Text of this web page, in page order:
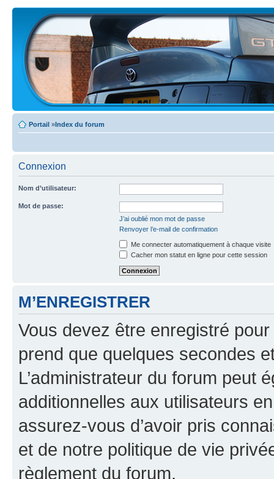
Portail »Index du forum
Connexion
Nom d’utilisateur:
Mot de passe:
J’ai oublié mon mot de passe
Renvoyer l’e-mail de confirmation
Me connecter automatiquement à chaque visite
Cacher mon statut en ligne pour cette session
M’ENREGISTRER
Vous devez être enregistré
prend que quelques secondes
L’administrateur du forum peut
additionnelles aux utilisateurs
assurez-vous d’avoir pris
et de notre politique de vie
règlement du forum.